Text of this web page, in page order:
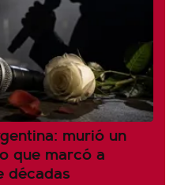
murió un
que marcó a
décadas